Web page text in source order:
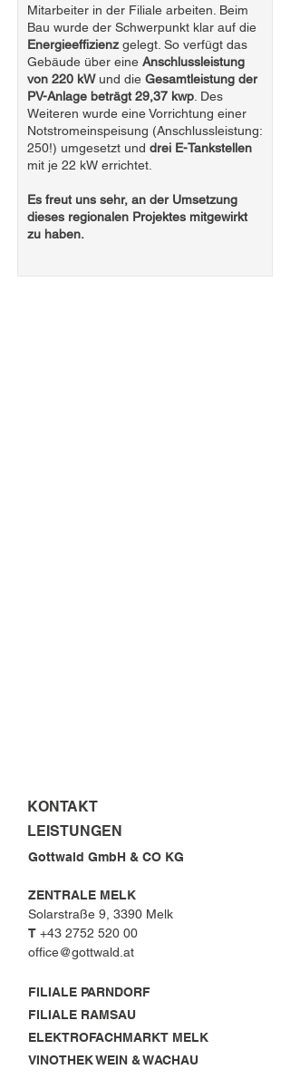
Mitarbeiter in der Filiale arbeiten. Beim
Bau wurde der Schwerpunkt klar auf die
Energieeffizienz gelegt. So verfügt das
Gebäude über eine Anschlussleistung
von 220 kWund die Gesamtleistung der
PV-Anlage beträgt 29,37 kwp . Des
Weiteren wurde eine Vorrichtung einer
Notstromeinspeisung (Anschlussleistung:
250!) umgesetzt und drei E-Tankstellen
mit je 22 kW errichtet.
Es freut uns sehr, an der Umsetzung
dieses regionalen Projektes mitgewirkt
zu haben.
KONTAKT
LEISTUNGEN
Gottwald GmbH & CO KG
ZENTRALE MELK
Solarstraße 9, 3390 Melk
T +43 2752 520 00
office@gottwald.at
FILIALE PARNDORF
FILIALE RAMSAU
ELEKTROFACHMARKT MELK
VINOTHEK WEIN & WACHAU